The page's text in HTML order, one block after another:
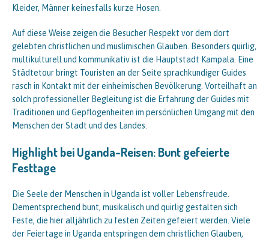
Kleider, Männer keinesfalls kurze Hosen.
Auf diese Weise zeigen die Besucher Respekt vor dem dort
gelebten christlichen und muslimischen Glauben. Besonders quirlig,
multikulturell und kommunikativ ist die Hauptstadt Kampala. Eine
Städtetour bringt Touristen an der Seite sprachkundiger Guides
rasch in Kontakt mit der einheimischen Bevölkerung. Vorteilhaft an
solch professioneller Begleitung ist die Erfahrung der Guides mit
Traditionen und Gepflogenheiten im persönlichen Umgang mit den
Menschen der Stadt und des Landes.
Highlight bei Uganda-Reisen: Bunt gefeierte
Festtage
Die Seele der Menschen in Uganda ist voller Lebensfreude.
Dementsprechend bunt, musikalisch und quirlig gestalten sich
Feste, die hier alljährlich zu festen Zeiten gefeiert werden. Viele
der Feiertage in Uganda entspringen dem christlichen Glauben,